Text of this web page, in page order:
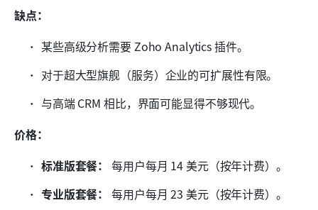
缺点：
某些高级分析需要 Zoho Analytics 插件。
对于超大型旗舰（服务）企业的可扩展性有限。
与高端 CRM 相比，界面可能显得不够现代。
价格：
标准版套餐： 每用户每月 14 美元（按年计费）。
专业版套餐： 每用户每月 23 美元（按年计费）。